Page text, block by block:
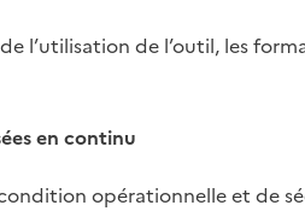
l’utilisation de l’outil, les
en continu
opérationnelle et de